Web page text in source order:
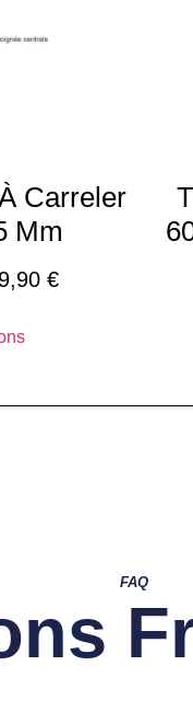
Carreler
Mm
€
FAQ